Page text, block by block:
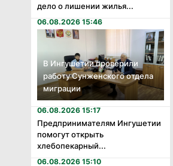
дело о лишении жилья...
06.08.2026 15:46
В Ингушетии проверили
работу Сунженского отдела
миграции
06.08.2026 15:17
Предпринимателям Ингушетии
помогут открыть
хлебопекарный...
06.08.2026 15:10